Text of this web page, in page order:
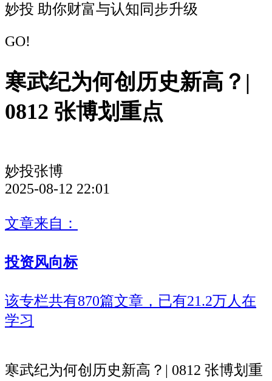
妙投 助你财富与认知同步升级
GO!
寒武纪为何创历史新高？|
0812 张博划重点
妙投张博
2025-08-12 22:01
文章来自：
投资风向标
该专栏共有870篇文章，已有21.2万人在
学习
寒武纪为何创历史新高？| 0812 张博划重